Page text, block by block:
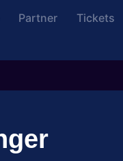
Partner Tickets